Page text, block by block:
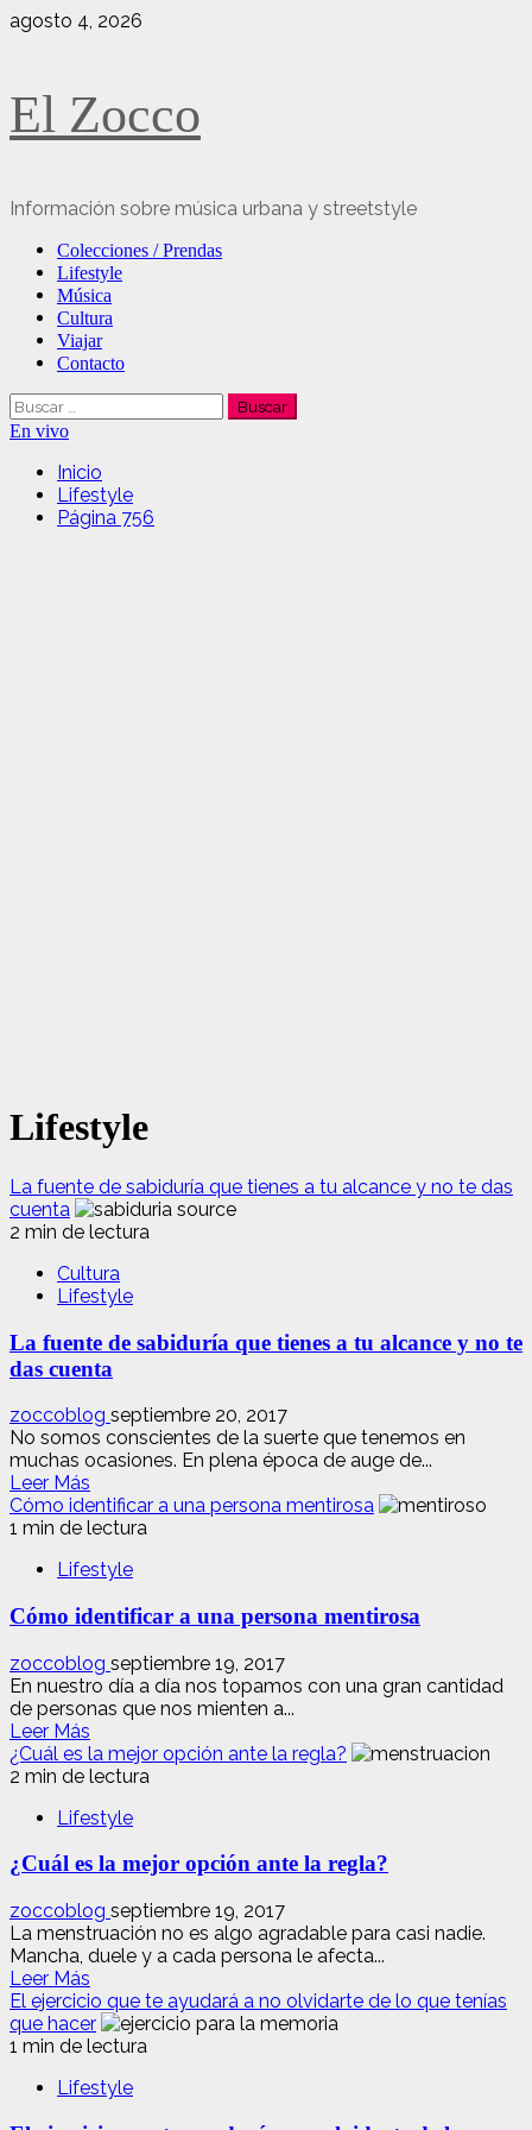
Saltar
agosto 4, 2026
El Zocco
Información sobre música urbana y streetstyle
Menú
principal
Colecciones / Prendas
Lifestyle
Música
Cultura
Viajar
Contacto
Buscar:
En vivo
Inicio
Lifestyle
Página 756
Lifestyle
La fuente de sabiduría que tienes a tu alcance y no te das
cuenta
2 min de lectura
Cultura
Lifestyle
La fuente de sabiduría que tienes a tu alcance y no te
das cuenta
zoccoblog septiembre 20, 2017
No somos conscientes de la suerte que tenemos en
muchas ocasiones. En plena época de auge de...
Leer Más
más
acerca
La
de
que
tienes
a
alcance
y
te
cuenta
Cómo identificar a una persona mentirosa
1 min de lectura
Lifestyle
Cómo identificar a una persona mentirosa
zoccoblog septiembre 19, 2017
En nuestro día a día nos topamos con una gran cantidad
de personas que nos mienten a...
Leer Más
más
acerca
Cómo
a
persona
mentirosa
¿Cuál es la mejor opción ante la regla?
2 min de lectura
Lifestyle
¿Cuál es la mejor opción ante la regla?
zoccoblog septiembre 19, 2017
La menstruación no es algo agradable para casi nadie.
Mancha, duele y a cada persona le afecta...
Leer Más
más
acerca
de
es
El ejercicio que te ayudará a no olvidarte de lo que tenías
que hacer
1 min de lectura
Lifestyle